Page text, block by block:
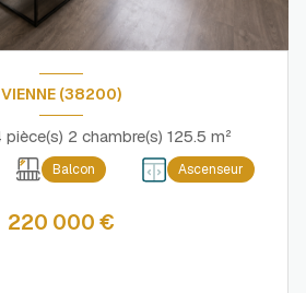
VIENNE (38200)
Appartement 4 pièce(s) 2 chambre(s) 125.5 m²
Balcon Ascenseur
220 000 €